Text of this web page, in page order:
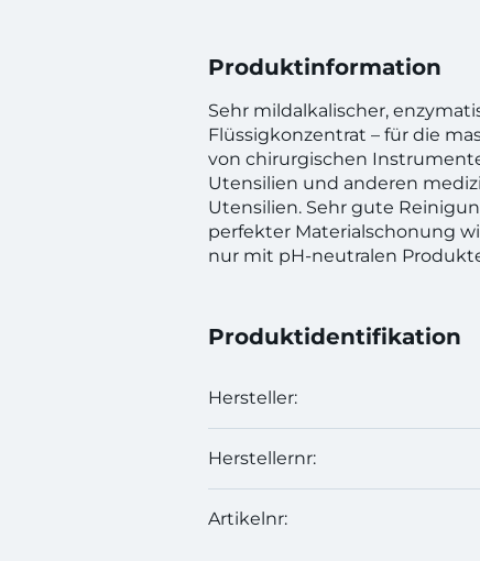
Produktinformation
Sehr mildalkalischer,
Flüssigkonzentrat – für die
von chirurgischen
Utensilien und anderen
Utensilien. Sehr gute
perfekter Materialschonung
nur mit pH-neutralen
Produktidentifikation
Hersteller:
Herstellernr:
Artikelnr: